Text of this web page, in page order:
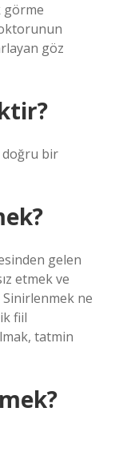
görme
göz
doğru bir
gelen
etmek ve
Sinirlenmek ne
fiil
tatmin